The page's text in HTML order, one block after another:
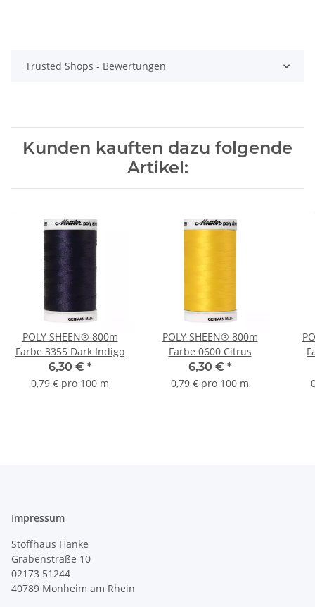
Trusted Shops - Bewertungen
Kunden kauften dazu folgende
Artikel:
POLY SHEEN® 800m
Farbe 3355 Dark Indigo
6,30 € *
0,79 € pro 100 m
POLY SHEEN® 800m
Farbe 0600 Citrus
6,30 € *
0,79 € pro 100 m
Impressum
Stoffhaus Hanke
Grabenstraße 10
02173 51244
40789 Monheim am Rhein